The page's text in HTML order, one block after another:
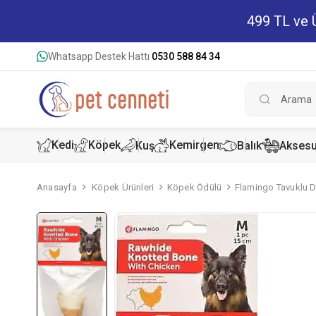
499 TL ve
Whatsapp Destek Hattı 0530 588 84 34
Kedi Köpek Kuş Kemirgen Balık
Anasayfa Köpek Ürünleri Köpek Ödülü Flamingo Tavuklu